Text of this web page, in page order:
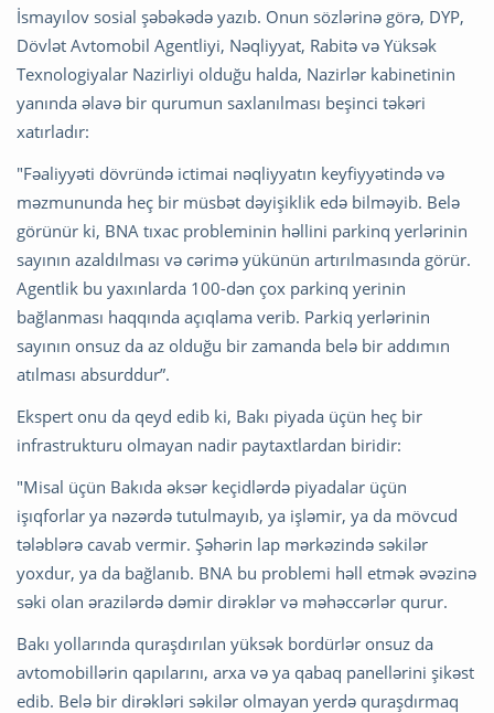
İsmayılov sosial şəbəkədə yazıb. Onun sözlərinə görə, DYP,
Dövlət Avtomobil Agentliyi, Nəqliyyat, Rabitə və Yüksək
Texnologiyalar Nazirliyi olduğu halda, Nazirlər kabinetinin
yanında əlavə bir qurumun saxlanılması beşinci təkəri
xatırladır:
"Fəaliyyəti dövründə ictimai nəqliyyatın keyfiyyətində və
məzmununda heç bir müsbət dəyişiklik edə bilməyib. Belə
görünür ki, BNA tıxac probleminin həllini parkinq yerlərinin
sayının azaldılması və cərimə yükünün artırılmasında görür.
Agentlik bu yaxınlarda 100-dən çox parkinq yerinin
bağlanması haqqında açıqlama verib. Parkiq yerlərinin
sayının onsuz da az olduğu bir zamanda belə bir addımın
atılması absurddur”.
Ekspert onu da qeyd edib ki, Bakı piyada üçün heç bir
infrastrukturu olmayan nadir paytaxtlardan biridir:
"Misal üçün Bakıda əksər keçidlərdə piyadalar üçün
işıqforlar ya nəzərdə tutulmayıb, ya işləmir, ya da mövcud
tələblərə cavab vermir. Şəhərin lap mərkəzində səkilər
yoxdur, ya da bağlanıb. BNA bu problemi həll etmək əvəzinə
səki olan ərazilərdə dəmir dirəklər və məhəccərlər qurur.
Bakı yollarında quraşdırılan yüksək bordürlər onsuz da
avtomobillərin qapılarını, arxa və ya qabaq panellərini şikəst
edib. Belə bir dirəkləri səkilər olmayan yerdə quraşdırmaq